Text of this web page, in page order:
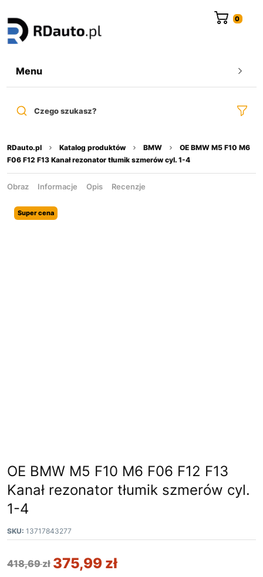
Menu
Czego szukasz?
RDauto.pl Katalog produktów BMW
OE BMW M5 F10 M6
F06 F12 F13 Kanał rezonator tłumik szmerów cyl. 1-4
Obraz Informacje Opis Recenzje
Super cena
OE BMW M5 F10 M6 F06 F12 F13
Kanał rezonator tłumik szmerów cyl.
1-4
SKU: 13717843277
418,69zł 375,99 zł